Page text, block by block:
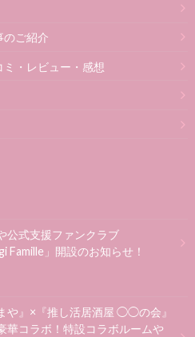
のご紹介
・レビュー・感想
公式支援ファンクラブ
Famille」開設のお知らせ！
や』×『推し活居酒屋 ◯◯の会』
華コラボ！特設コラボルームや